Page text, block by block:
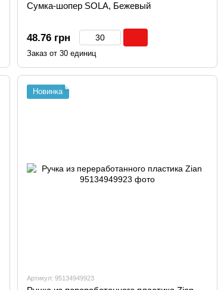
Сумка-шопер SOLA, Бежевый
48.76 грн
Заказ от 30 единиц
Новинка
Артикул: 95134949923